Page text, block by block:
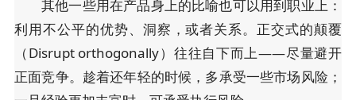
其他一些用在产品身上的比喻也可以用到职业上：
利用不公平的优势、洞察，或者关系。正交式的颠覆
（Disrupt orthogonally）往往自下而上——尽量避开
正面竞争。趁着还年轻的时候，多承受一些市场风险；